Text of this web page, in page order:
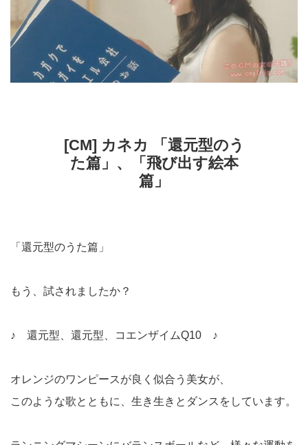
[CM] カネカ 「還元型のう
た篇」、「飛び出す絵本
篇」
「還元型のうた篇」
もう、試されましたか？
♪ 還元型、還元型、コエンザイムQ10 ♪
オレンジのワンピースが良く似合う美女が、
このような歌とともに、生き生きとダンスをしています。